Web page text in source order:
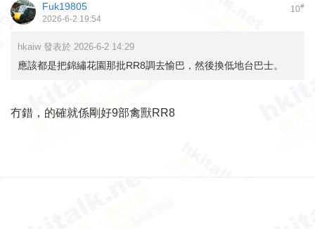
10#
Fuk19805
2026-6-2 19:54
hkaiw 發表於 2026-6-2 14:29
應該都是把錦繡花園那批RR8調去愉巴，然後換低地台巴士。
冇錯，的確就係剛好9部禽獸RR8